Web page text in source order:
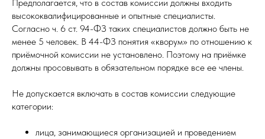
Предполагается, что в состав комиссии должны входить
высококвалифицированные и опытные специалисты.
Согласно ч. 6 ст. 94-ФЗ таких специалистов должно быть не
менее 5 человек. В 44-ФЗ понятия «кворум» по отношению к
приёмочной комиссии не установлено. Поэтому на приёмке
должны просовывать в обязательном порядке все ее члены.
Не допускается включать в состав комиссии следующие
категории:
лица, занимающиеся организацией и проведением